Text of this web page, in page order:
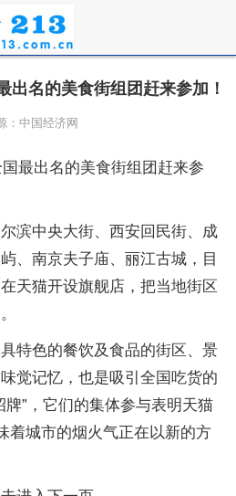
出名的美食街组团赶来参加！
：中国经济网
最出名的美食街组团赶来参
滨中央大街、西安回民街、成
、南京夫子庙、丽江古城，目
天猫开设旗舰店，把当地街区
特色的餐饮及食品的街区、景
觉记忆，也是吸引全国吃货的
牌”，它们的集体参与表明天猫
着城市的烟火气正在以新的方